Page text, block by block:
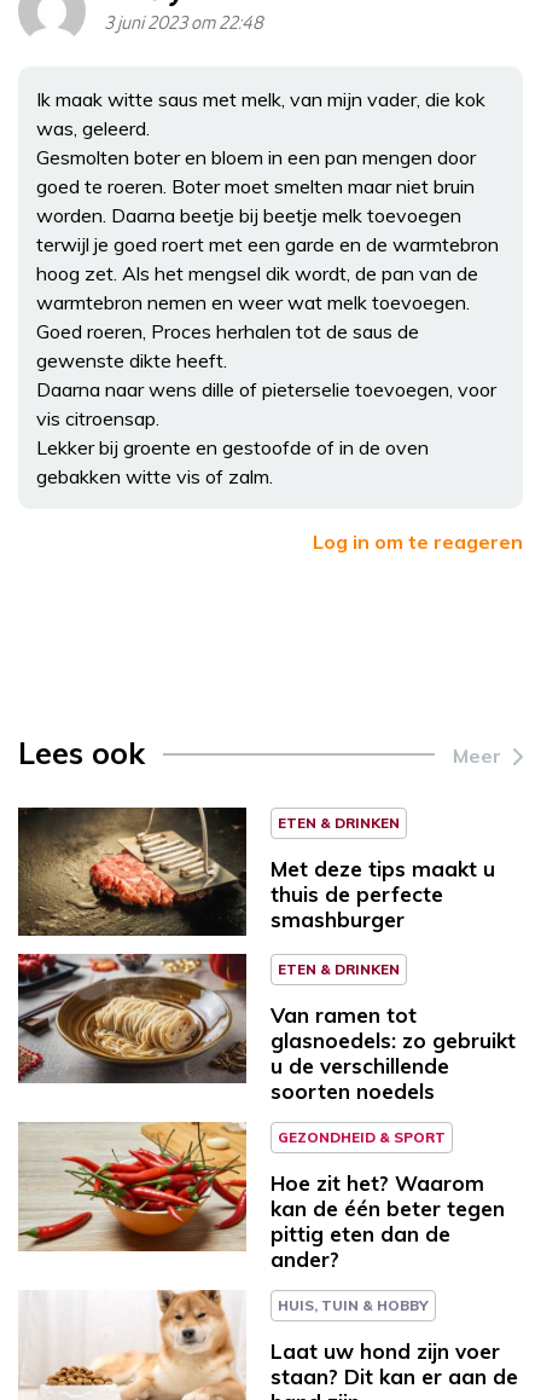
3 juni 2023 om 22:48
Ik maak witte saus met melk, van mijn vader, die kok
was, geleerd.
Gesmolten boter en bloem in een pan mengen door
goed te roeren. Boter moet smelten maar niet bruin
worden. Daarna beetje bij beetje melk toevoegen
terwijl je goed roert met een garde en de warmtebron
hoog zet. Als het mengsel dik wordt, de pan van de
warmtebron nemen en weer wat melk toevoegen.
Goed roeren, Proces herhalen tot de saus de
gewenste dikte heeft.
Daarna naar wens dille of pieterselie toevoegen, voor
vis citroensap.
Lekker bij groente en gestoofde of in de oven
gebakken witte vis of zalm.
Log in om te reageren
Lees ook Meer
ETEN & DRINKEN
Met deze tips maakt u
thuis de perfecte
smashburger
ETEN & DRINKEN
Van ramen tot
glasnoedels: zo gebruikt
u de verschillende
soorten noedels
GEZONDHEID & SPORT
Hoe zit het? Waarom
kan de één beter tegen
pittig eten dan de
ander?
HUIS, TUIN & HOBBY
Laat uw hond zijn voer
staan? Dit kan er aan de